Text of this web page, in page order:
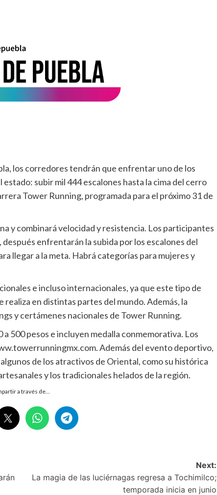
los corredores tendrán que enfrentar uno de los
subir mil 444 escalones hasta la cima del cerro
Tower Running, programada para el próximo 31 de
y combinará velocidad y resistencia. Los participantes
enfrentarán la subida por los escalones del
llegar a la meta. Habrá categorías para mujeres y
e incluso internacionales, ya que este tipo de
en distintas partes del mundo. Además, la
y certámenes nacionales de Tower Running.
500 pesos e incluyen medalla conmemorativa. Los
Además del evento deportivo,
de los atractivos de Oriental, como su histórica
y los tradicionales helados de la región.
a través de…
Next:
La magia de las luciérnagas regresa a Tochimilco;
temporada inicia en junio